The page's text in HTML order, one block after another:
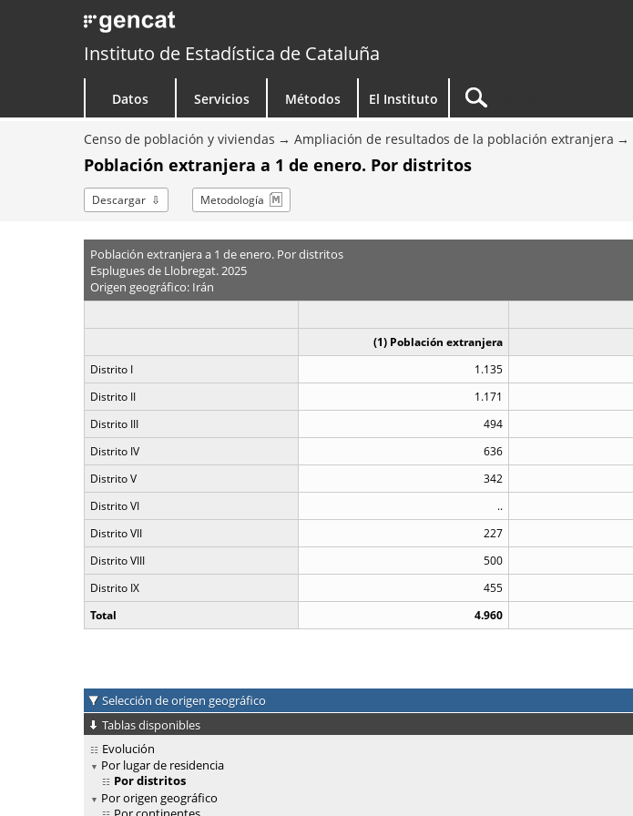
Instituto de Estadística de Cataluña
Datos Servicios Métodos El Instituto
Censo de población y viviendas Ampliación de resultados de la población extranjera
Población extranjera a 1 de enero. Por distritos
Descargar Metodología
Población extranjera a 1 de enero. Por distritos
Esplugues de Llobregat. 2025
Origen geográfico: Irán
(1) Población extranjera
Distrito I
1.135
Distrito II
1.171
Distrito III
494
Distrito IV
636
Distrito V
342
Distrito VI
..
Distrito VII
227
Distrito VIII
500
Distrito IX
455
Total
4.960
Selección de origen geográfico
Tablas disponibles
Evolución
Por lugar de residencia
Por distritos
Por origen geográfico